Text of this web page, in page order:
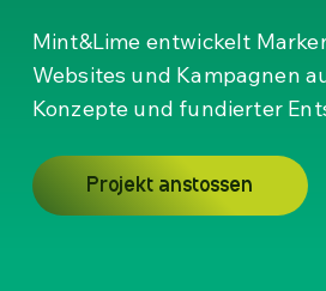
Mint&Lime entwickelt
Websites und Kampagnen
Konzepte und fundierter
Projekt anstossen